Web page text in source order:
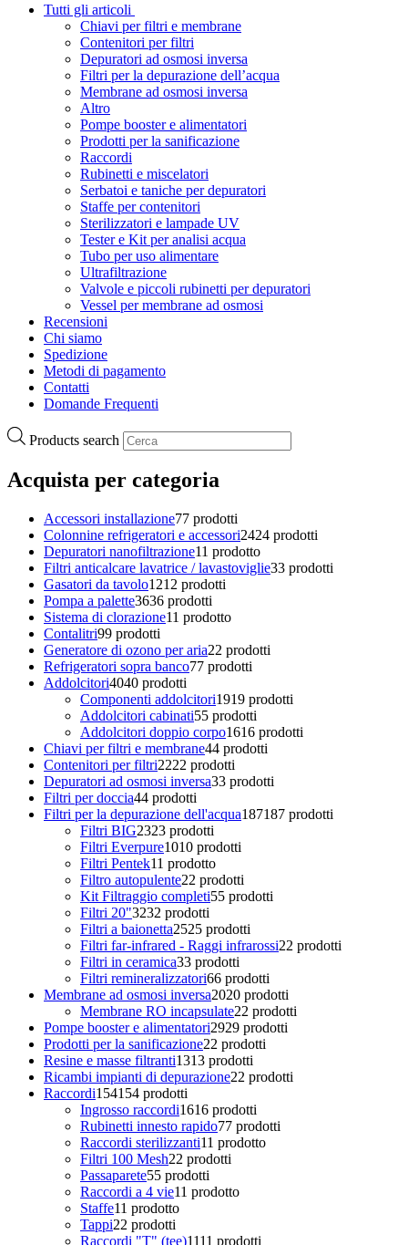
Tutti gli articoli
Chiavi per filtri e membrane
Contenitori per filtri
Depuratori ad osmosi inversa
Filtri per la depurazione dell’acqua
Membrane ad osmosi inversa
Altro
Pompe booster e alimentatori
Prodotti per la sanificazione
Raccordi
Rubinetti e miscelatori
Serbatoi e taniche per depuratori
Staffe per contenitori
Sterilizzatori e lampade UV
Tester e Kit per analisi acqua
Tubo per uso alimentare
Ultrafiltrazione
Valvole e piccoli rubinetti per depuratori
Vessel per membrane ad osmosi
Recensioni
Chi siamo
Spedizione
Metodi di pagamento
Contatti
Domande Frequenti
Products search
Acquista per categoria
Accessori installazione77 prodotti
Colonnine refrigeratori e accessori2424 prodotti
Depuratori nanofiltrazione11 prodotto
Filtri anticalcare lavatrice / lavastoviglie33 prodotti
Gasatori da tavolo1212 prodotti
Pompa a palette3636 prodotti
Sistema di clorazione11 prodotto
Contalitri99 prodotti
Generatore di ozono per aria22 prodotti
Refrigeratori sopra banco77 prodotti
Addolcitori4040 prodotti
Componenti addolcitori1919 prodotti
Addolcitori cabinati55 prodotti
Addolcitori doppio corpo1616 prodotti
Chiavi per filtri e membrane44 prodotti
Contenitori per filtri2222 prodotti
Depuratori ad osmosi inversa33 prodotti
Filtri per doccia44 prodotti
Filtri per la depurazione dell'acqua187187 prodotti
Filtri BIG2323 prodotti
Filtri Everpure1010 prodotti
Filtri Pentek11 prodotto
Filtro autopulente22 prodotti
Kit Filtraggio completi55 prodotti
Filtri 20"3232 prodotti
Filtri a baionetta2525 prodotti
Filtri far-infrared - Raggi infrarossi22 prodotti
Filtri in ceramica33 prodotti
Filtri remineralizzatori66 prodotti
Membrane ad osmosi inversa2020 prodotti
Membrane RO incapsulate22 prodotti
Pompe booster e alimentatori2929 prodotti
Prodotti per la sanificazione22 prodotti
Resine e masse filtranti1313 prodotti
Ricambi impianti di depurazione22 prodotti
Raccordi154154 prodotti
Ingrosso raccordi1616 prodotti
Rubinetti innesto rapido77 prodotti
Raccordi sterilizzanti11 prodotto
Filtri 100 Mesh22 prodotti
Passaparete55 prodotti
Raccordi a 4 vie11 prodotto
Staffe11 prodotto
Tappi22 prodotti
Raccordi "T" (tee)1111 prodotti